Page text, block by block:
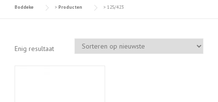
Boddeke > Producten > 125/423
Enig resultaat